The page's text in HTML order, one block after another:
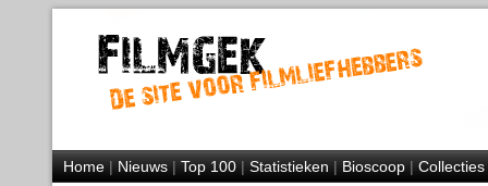
Home|Nieuws|Top 100|Statistieken|Bioscoop|Collecties